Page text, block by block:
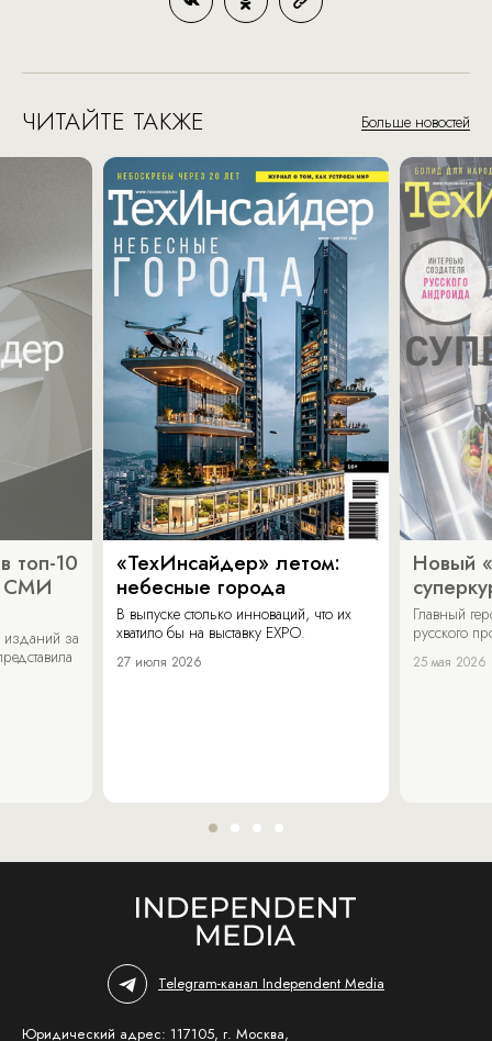
ЧИТАЙТЕ ТАКЖЕ Больше новостей
топ-10
СМИ
изданий за
«ТехИнсайдер» летом:
небесные города
В выпуске столько инноваций, что их
хватило бы на выставку EXPO.
27 июля 2026
Новый
Главный
русского
25 мая 2026
Telegram-канал Independent Media
Юридический адрес: 117105, г. Москва,